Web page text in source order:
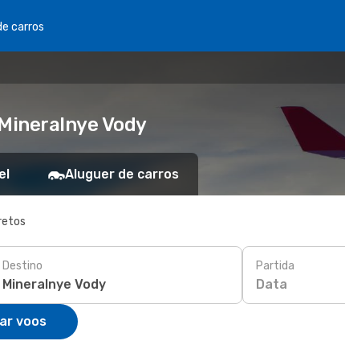
carros
Vody
Aluguer de carros
Destino Partida
Data
voos